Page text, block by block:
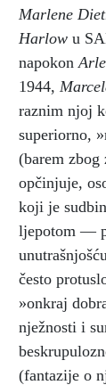
Marlene
Harlow u
napokon
1944,
raznim njoj
superiorno,
(barem zbog
opčinjuje,
koji je
ljepotom —
često
»onkraj
nježnosti i
(fantazije o